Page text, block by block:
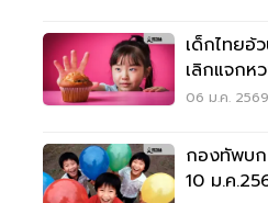
เด็กไทยอ้
เลิกแจกห
ได้ ต้องมี
06 ม.ค.
กองทัพบก
10 ม.ค